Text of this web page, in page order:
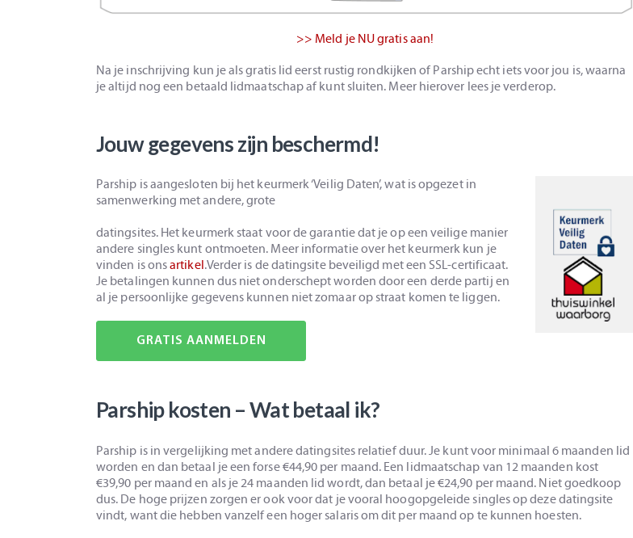
>> Meld je NU gratis aan!
Na je inschrijving kun je als gratis lid eerst rustig rondkijken of Parship echt iets voor jou is, waarna
je altijd nog een betaald lidmaatschap af kunt sluiten. Meer hierover lees je verderop.
Jouw gegevens zijn beschermd!
Parship is aangesloten bij het keurmerk ‘Veilig Daten’, wat is opgezet in
samenwerking met andere, grote
datingsites. Het keurmerk staat voor de garantie dat je op een veilige manier
andere singles kunt ontmoeten. Meer informatie over het keurmerk kun je
vinden is onsartikel.Verder is de datingsite beveiligd met een SSL-certificaat.
Je betalingen kunnen dus niet onderschept worden door een derde partij en
al je persoonlijke gegevens kunnen niet zomaar op straat komen te liggen.
GRATIS AANMELDEN
Parship kosten – Wat betaal ik?
Parship is in vergelijking met andere datingsites relatief duur. Je kunt voor minimaal 6 maanden lid
worden en dan betaal je een forse €44,90 per maand. Een lidmaatschap van 12 maanden kost
€39,90 per maand en als je 24 maanden lid wordt, dan betaal je €24,90 per maand. Niet goedkoop
dus. De hoge prijzen zorgen er ook voor dat je vooral hoogopgeleide singles op deze datingsite
vindt, want die hebben vanzelf een hoger salaris om dit per maand op te kunnen hoesten.